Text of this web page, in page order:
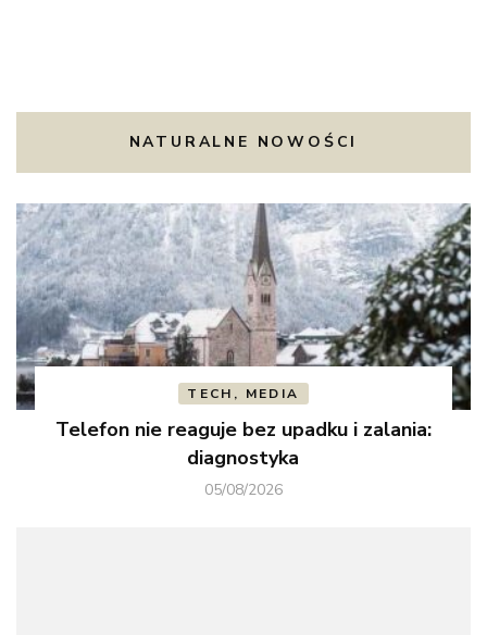
NATURALNE NOWOŚCI
TECH, MEDIA
Telefon nie reaguje bez upadku i zalania:
diagnostyka
05/08/2026